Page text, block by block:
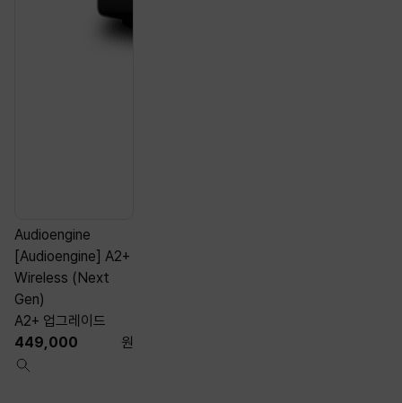
Audioengine
[Audioengine] A2+
Wireless (Next
Gen)
A2+ 업그레이드
449,000
원